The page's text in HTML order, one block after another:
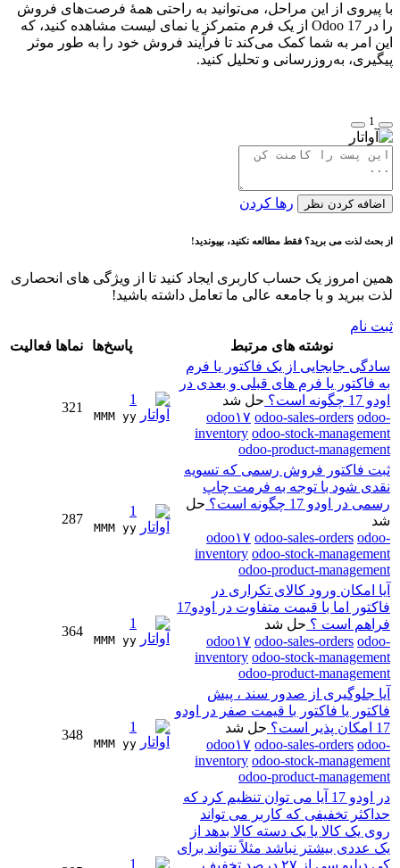
با پیروی از این مراحل، می‌توانید به راحتی همهٔ فرصت‌های فروش
را در Odoo 17 از یک فرم متمرکز یا نمای لیست مشاهده کنید، که
این امر به شما کمک می‌کند تا فرآیند فروش خود را به طور موثر
پیگیری، به‌روزرسانی و تحلیل کنید.
1
اضافه کردن نظر رها کردن
از بحث لذت می برید؟ فقط مطالعه نکنید، بپیوندید!
همین امروز یک حساب کاربری ایجاد کنید تا از ویژگی های انحصاری
لذت ببرید و با جامعه عالی ما تعامل داشته باشید!
ثبت نام
نوشته های مرتبط
پاسخ‌ها نماها فعالیت
سادگی جابجایی از یک فاکتور یا فرم
به فاکتور یا فرم های قبلی و بعدی در
اودو 17 چگونه است؟
حل شد
odoo۱۷ odoo-sales-orders odoo-
inventory odoo-stock-management
odoo-product-management
1
MMM yy
321
ثبت فاکتور فروش رسمی که تسویه
نقدی شود با توجه به فرمت چاپ
رسمی در اودو 17 چگونه است؟
حل
شد
odoo۱۷ odoo-sales-orders odoo-
inventory odoo-stock-management
odoo-product-management
1
MMM yy
287
آیا امکان ورود کالای تکراری در
فاکتور اما با قیمت متفاوت در اودو17
فراهم است ؟ حل شد
odoo۱۷ odoo-sales-orders odoo-
inventory odoo-stock-management
odoo-product-management
1
MMM yy
364
آیا جلوگیری از صدور سند ، پیش
فاکتور یا فاکتور با قیمت صفر در اودو
17 امکان پذیر است؟
حل شد
odoo۱۷ odoo-sales-orders odoo-
inventory odoo-stock-management
odoo-product-management
1
MMM yy
348
در اودو 17 آیا می توان تنظیم کرد که
حداکثر تخفیفی که کاربر می تواند
روی یک کالا یا یک دسته کالا بدهد از
یک عددی بیشتر نباشد مثلاً نتواند برای
کی دبلیو سی از ۲۷ درصد تخفیف
1